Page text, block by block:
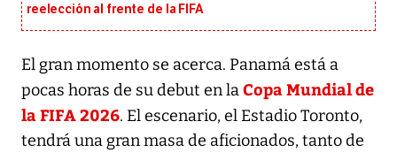
reelección al frente de la FIFA
El gran momento se acerca. Panamá está a
pocas horas de su debut en laCopa Mundial de
la FIFA 2026. El escenario, el Estadio Toronto,
tendrá una gran masa de aficionados, tanto de